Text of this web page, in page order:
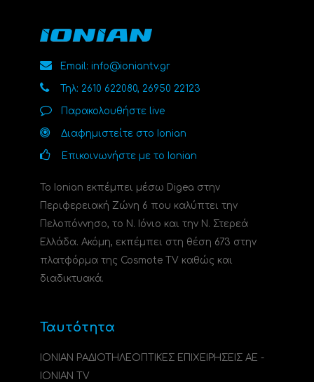
Email: info@ioniantv.gr
Τηλ: 2610 622080, 26950 22123
Παρακολουθήστε live
Διαφημιστείτε στο Ionian
Επικοινωνήστε με το Ionian
Το Ionian εκπέμπει μέσω Digea στην
Περιφερειακή Ζώνη 6 που καλύπτει την
Πελοπόννησο, το N. Ιόνιο και την Ν. Στερεά
Ελλάδα. Ακόμη, εκπέμπει στη θέση 673 στην
πλατφόρμα της Cosmote TV καθώς και
διαδικτυακά.
Ταυτότητα
ΙΟΝΙΑΝ ΡΑΔΙΟΤΗΛΕΟΠΤΙΚΕΣ ΕΠΙΧΕΙΡΗΣΕΙΣ ΑΕ -
IONIAN TV